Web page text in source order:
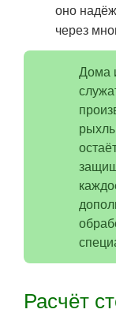
оно
через
Дома
Расчёт